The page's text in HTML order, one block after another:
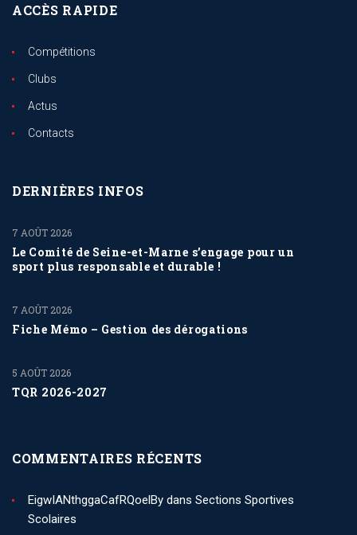
ACCÈS RAPIDE
Compétitions
Clubs
Actus
Contacts
DERNIÈRES INFOS
Le Comité de Seine-et-Marne s’engage pour un
sport plus responsable et durable !
7 AOÛT 2026
Fiche Mémo – Gestion des dérogations
7 AOÛT 2026
TQR 2026-2027
5 AOÛT 2026
COMMENTAIRES RÉCENTS
EigwIANthggaCafRQoelBy dans Sections Sportives
Scolaires